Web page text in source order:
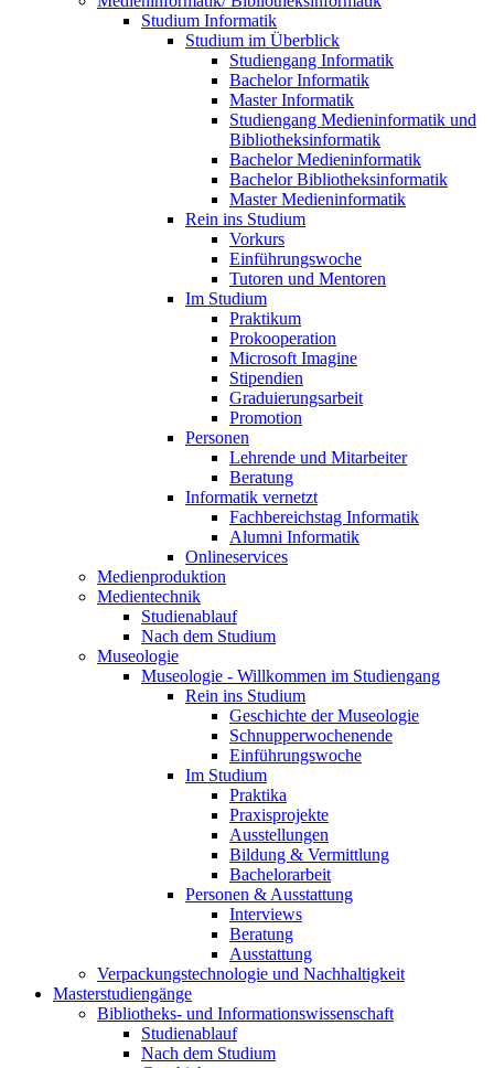
Studium Informatik
Studium im Überblick
Studiengang Informatik
Bachelor Informatik
Master Informatik
Studiengang Medieninformatik und
Bibliotheksinformatik
Bachelor Medieninformatik
Bachelor Bibliotheksinformatik
Master Medieninformatik
Rein ins Studium
Vorkurs
Einführungswoche
Tutoren und Mentoren
Im Studium
Praktikum
Prokooperation
Microsoft Imagine
Stipendien
Graduierungsarbeit
Promotion
Personen
Lehrende und Mitarbeiter
Beratung
Informatik vernetzt
Fachbereichstag Informatik
Alumni Informatik
Onlineservices
Medienproduktion
Medientechnik
Studienablauf
Nach dem Studium
Museologie
Museologie - Willkommen im Studiengang
Rein ins Studium
Geschichte der Museologie
Schnupperwochenende
Einführungswoche
Im Studium
Praktika
Praxisprojekte
Ausstellungen
Bildung & Vermittlung
Bachelorarbeit
Personen & Ausstattung
Interviews
Beratung
Ausstattung
Verpackungstechnologie und Nachhaltigkeit
Masterstudiengänge
Bibliotheks- und Informationswissenschaft
Studienablauf
Nach dem Studium